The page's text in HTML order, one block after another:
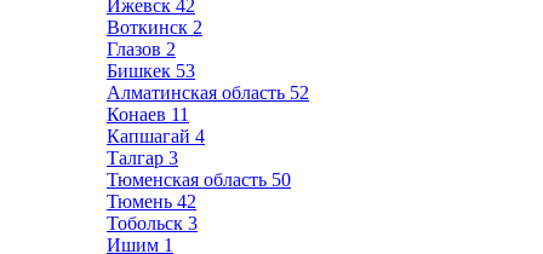
Ижевск 42
Воткинск 2
Глазов 2
Бишкек 53
Алматинская область 52
Конаев 11
Капшагай 4
Талгар 3
Тюменская область 50
Тюмень 42
Тобольск 3
Ишим 1